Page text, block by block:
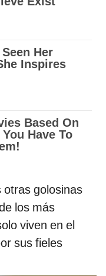
golosinas
los más
viven en el
sus fieles